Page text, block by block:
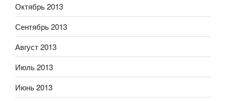
Октябрь 2013
Сентябрь 2013
Август 2013
Июль 2013
Июнь 2013